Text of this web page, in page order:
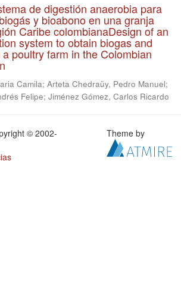
de digestión anaerobia para
y bioabono en una granja
Caribe colombianaDesign of an
system to obtain biogas and
poultry farm in the Colombian
Camila; Arteta Chedraüy, Pedro Manuel;
Felipe; Jiménez Gómez, Carlos Ricardo
© 2002-
Theme by